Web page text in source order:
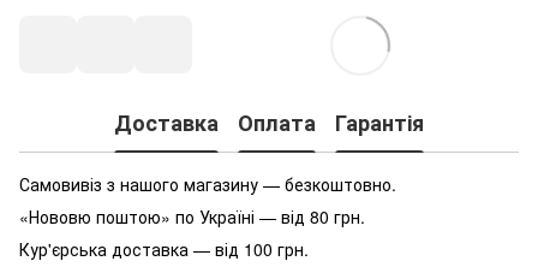
Доставка Оплата Гарантія
Самовивіз з нашого магазину — безкоштовно.
«Нововю поштою» по Україні — від 80 грн.
Кур'єрська доставка — від 100 грн.